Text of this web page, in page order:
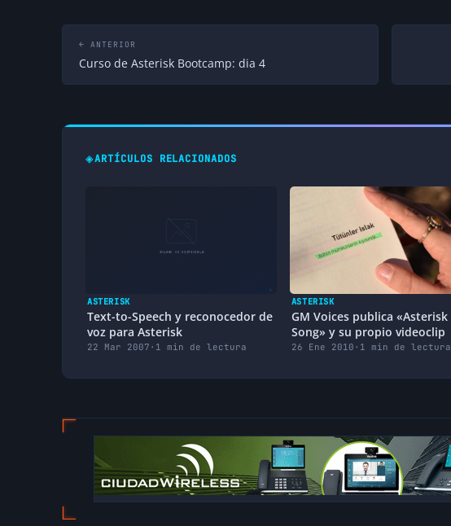
← ANTERIOR
Curso de Asterisk Bootcamp: dia 4
◈ARTÍCULOS RELACIONADOS
ASTERISK
Text-to-Speech y reconocedor de
voz para Asterisk
22 Mar 2007 · 1 min de lectura
ASTERISK
GM Voices publica «Asterisk
Song» y su propio videoclip
26 Ene 2010 · 1 min de lectura